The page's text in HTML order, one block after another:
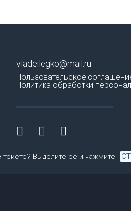
vladeilegko@mail.ru
Пользовательское
Политика обработки
Выделите ее и нажмите